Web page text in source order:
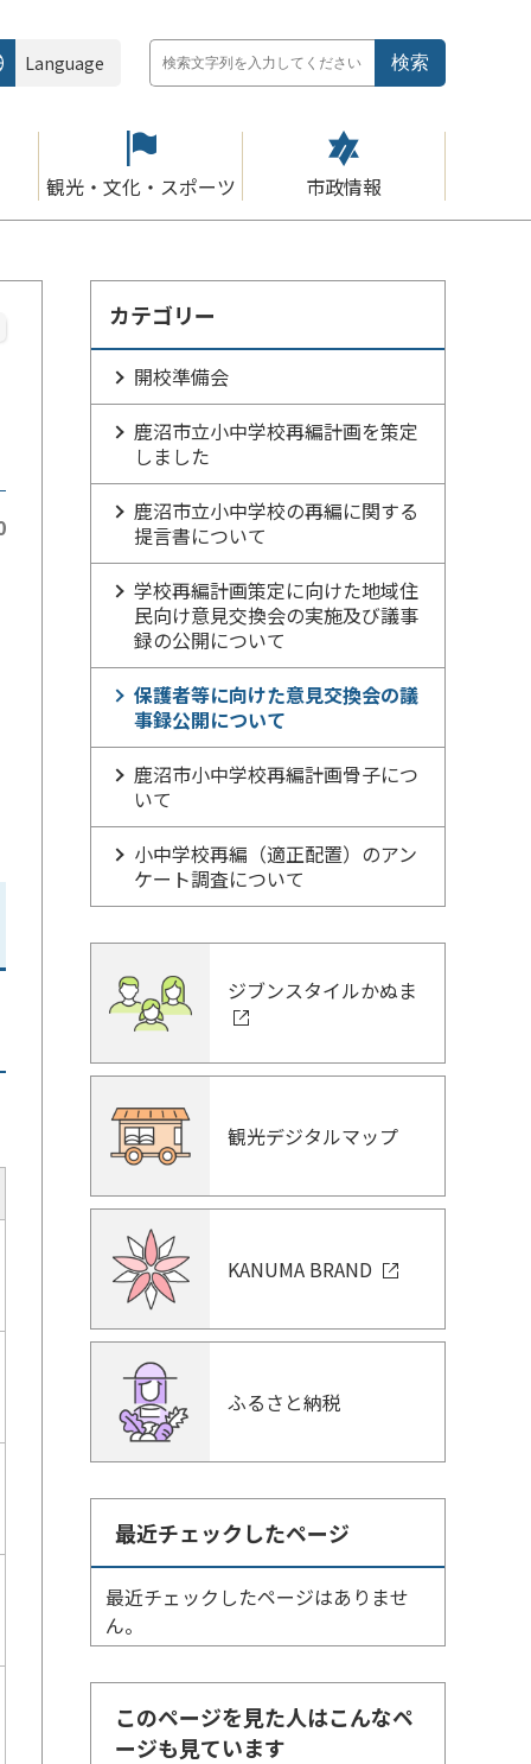
Language
観光・文化・スポーツ 市政情報
カテゴリー
開校準備会
鹿沼市立小中学校再編計画を策定
しました
鹿沼市立小中学校の再編に関する
提言書について
学校再編計画策定に向けた地域住
民向け意見交換会の実施及び議事
録の公開について
保護者等に向けた意見交換会の議
事録公開について
鹿沼市小中学校再編計画骨子につ
いて
小中学校再編（適正配置）のアン
ケート調査について
ジブンスタイルかぬま
観光デジタルマップ
KANUMA BRAND
ふるさと納税
最近チェックしたページ
最近チェックしたページはありませ
ん。
このページを見た人はこんなペ
ージも見ています